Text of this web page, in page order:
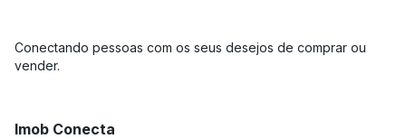
Conectando pessoas com os seus desejos de comprar ou
vender.
Imob Conecta